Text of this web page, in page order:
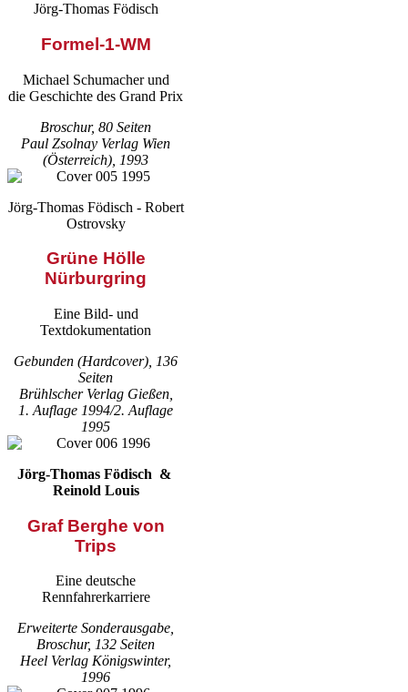
Jörg-Thomas Födisch
Formel-1-WM
Michael Schumacher und
die Geschichte des Grand Prix
Broschur, 80 Seiten
Paul Zsolnay Verlag Wien
(Österreich), 1993
Jörg-Thomas Födisch - Robert
Ostrovsky
Grüne Hölle
Nürburgring
Eine Bild- und
Textdokumentation
Gebunden (Hardcover), 136
Seiten
Brühlscher Verlag Gießen,
1. Auflage 1994/2. Auflage
1995
Jörg-Thomas Födisch &
Reinold Louis
Graf Berghe von
Trips
Eine deutsche
Rennfahrerkarriere
Erweiterte Sonderausgabe,
Broschur, 132 Seiten
Heel Verlag Königswinter,
1996